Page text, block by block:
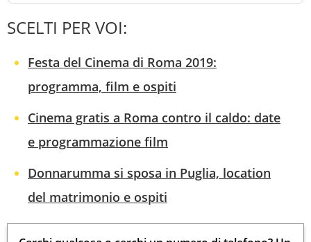
SCELTI PER VOI:
Festa del Cinema di Roma 2019:
programma, film e ospiti
Cinema gratis a Roma contro il caldo: date
e programmazione film
Donnarumma si sposa in Puglia, location
del matrimonio e ospiti